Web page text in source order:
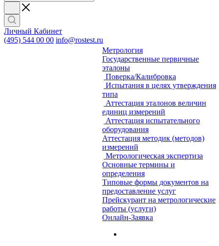
Личный Кабинет
(495) 544 00 00 info@rostest.ru
Метрология
Государственные первичные
эталоны
Поверка/Калибровка
Испытания в целях утверждения
типа
Аттестация эталонов величин
единиц измерений
Аттестация испытательного
оборудования
Аттестация методик (методов)
измерений
Метрологическая экспертиза
Основные термины и
определения
Типовые формы документов на
предоставление услуг
Прейскурант на метрологические
работы (услуги)
Онлайн-Заявка